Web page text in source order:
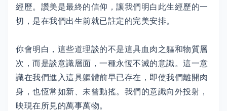
經歷。讚美是最終的信仰，讓我們明白此生經歷的一
切，是在我們出生前就已註定的完美安排。
你會明白，這些道理談的不是這具血肉之軀和物質層
次，而是談意識層面，一種永恆不滅的意識。這一意
識在我們進入這具軀體前早已存在，即使我們離開肉
身，也恆常如新、未曾動搖。我們的意識向外投射，
映現在所見的萬事萬物。